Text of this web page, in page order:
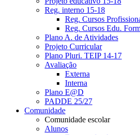
Reg. interno 15-18
Reg. Cursos
Reg. Cursos Edu.
Plano A. de Atividades
Projeto Curricular
Plano Pluri. TEIP 14-17
Avaliação
Externa
Interna
Plano E@D
PADDE 25/27
Comunidade
Comunidade escolar
Alunos